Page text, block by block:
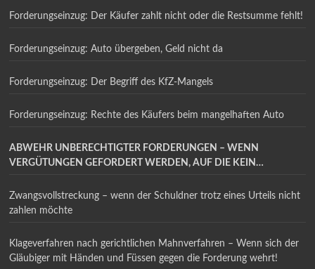
Forderungseinzug: Der Käufer zahlt nicht oder die Restsumme fehlt!
Forderungseinzug: Auto übergeben, Geld nicht da
Forderungseinzug: Der Begriff des KfZ-Mangels
Forderungseinzug: Rechte des Käufers beim mangelhaften Auto
ABWEHR UNBERECHTIGTER FORDERUNGEN – WENN
VERGÜTUNGEN GEFORDERT WERDEN, AUF DIE KEIN
Zwangsvollstreckung – wenn der Schuldner trotz eines Urteils nicht
zahlen möchte
Klageverfahren nach gerichtlichen Mahnverfahren – Wenn sich der
Gläubiger mit Händen und Füssen gegen die Forderung wehrt!